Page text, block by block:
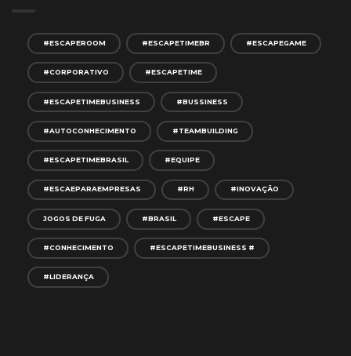
#ESCAPEROOM #ESCAPETIMEBR #ESCAPEGAME
#CORPORATIVO #ESCAPETIME
#ESCAPETIMEBUSINESS #BUSSINESS
#AUTOCONHECIMENTO #TEAMBUILDING
#ESCAPETIMEBRASIL #EQUIPE
#ESCAEPARAEMPRESAS #RH #INOVAÇÃO
JOGOS DE FUGA #BRASIL #ESCAPE
#CONHECIMENTO #ESCAPETIMEBUSINESS #
#LIDERANÇA